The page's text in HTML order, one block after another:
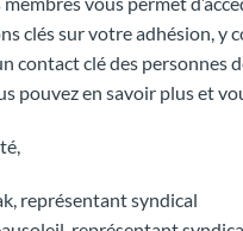
clés sur votre adhésion, y
contact clé des personnes
pouvez en savoir plus et
représentant syndical